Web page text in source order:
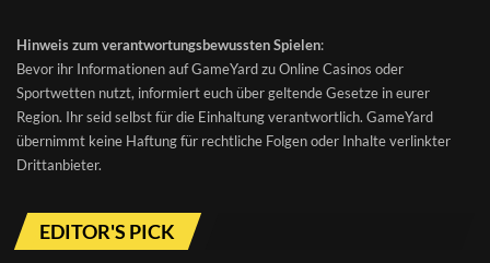
Hinweis zum verantwortungsbewussten Spielen:
Bevor ihr Informationen auf GameYard zu Online Casinos oder
Sportwetten nutzt, informiert euch über geltende Gesetze in eurer
Region. Ihr seid selbst für die Einhaltung verantwortlich. GameYard
übernimmt keine Haftung für rechtliche Folgen oder Inhalte verlinkter
Drittanbieter.
EDITOR'S PICK